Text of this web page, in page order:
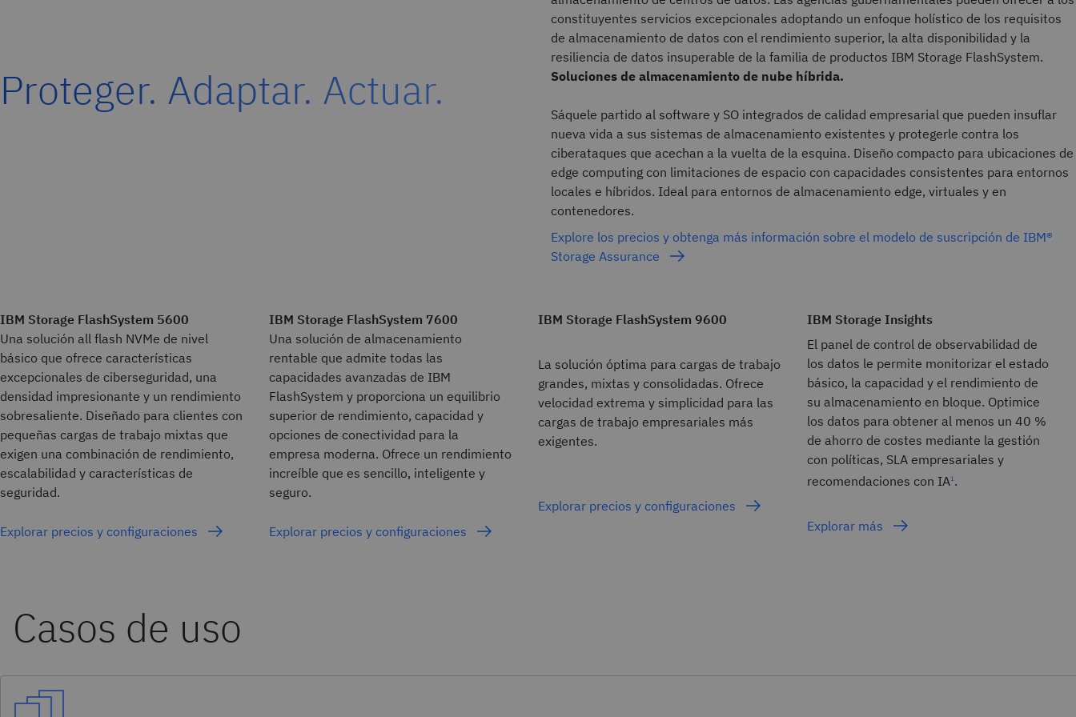
constituyentes servicios excepcionales adoptando un enfoque holístico de los requisitos
de almacenamiento de datos con el rendimiento superior, la alta disponibilidad y la
resiliencia de datos insuperable de la familia de productos IBM Storage FlashSystem.
Proteger. Adaptar. Actuar. Soluciones de almacenamiento de nube híbrida.
Sáquele partido al software y SO integrados de calidad empresarial que pueden insuflar
nueva vida a sus sistemas de almacenamiento existentes y protegerle contra los
ciberataques que acechan a la vuelta de la esquina. Diseño compacto para ubicaciones de
edge computing con limitaciones de espacio con capacidades consistentes para entornos
locales e híbridos. Ideal para entornos de almacenamiento edge, virtuales y en
contenedores.
Explore los precios y obtenga más información sobre el modelo de suscripción de IBM®
Storage Assurance
IBM Storage FlashSystem 5600
Una solución all flash NVMe de nivel
básico que ofrece características
excepcionales de ciberseguridad, una
densidad impresionante y un rendimiento
sobresaliente. Diseñado para clientes con
pequeñas cargas de trabajo mixtas que
exigen una combinación de rendimiento,
escalabilidad y características de
seguridad.
Explorar precios y configuraciones
IBM Storage FlashSystem 7600
Una solución de almacenamiento
rentable que admite todas las
capacidades avanzadas de IBM
FlashSystem y proporciona un equilibrio
superior de rendimiento, capacidad y
opciones de conectividad para la
empresa moderna. Ofrece un rendimiento
increíble que es sencillo, inteligente y
seguro.
Explorar precios y configuraciones
IBM Storage FlashSystem 9600
La solución óptima para cargas de trabajo
grandes, mixtas y consolidadas. Ofrece
velocidad extrema y simplicidad para las
cargas de trabajo empresariales más
exigentes.
Explorar precios y configuraciones
IBM Storage Insights
El panel de control de observabilidad de
los datos le permite monitorizar el estado
básico, la capacidad y el rendimiento de
su almacenamiento en bloque. Optimice
los datos para obtener al menos un 40 %
de ahorro de costes mediante la gestión
con políticas, SLA empresariales y
recomendaciones con IA1 .
Explorar más
Casos de uso